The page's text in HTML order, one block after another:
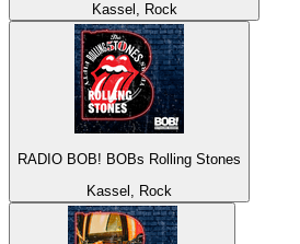
Kassel, Rock
RADIO BOB! BOBs Rolling Stones
Kassel, Rock